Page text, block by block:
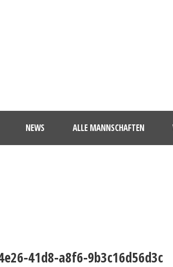
NEWS ALLE MANNSCHAFTEN
41d8-a8f6-9b3c16d56d3c